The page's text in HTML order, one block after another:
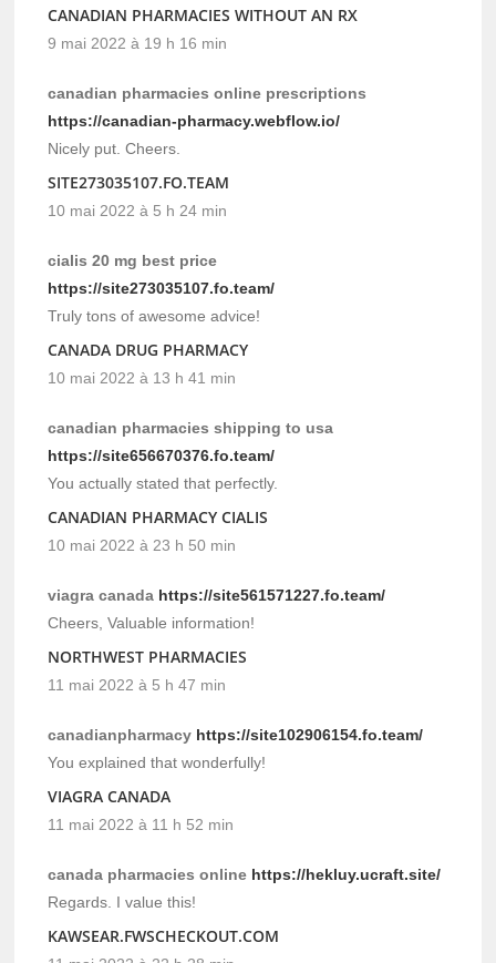
CANADIAN PHARMACIES WITHOUT AN RX
9 mai 2022 à 19 h 16 min
canadian pharmacies online prescriptions
https://canadian-pharmacy.webflow.io/
Nicely put. Cheers.
SITE273035107.FO.TEAM
10 mai 2022 à 5 h 24 min
cialis 20 mg best price
https://site273035107.fo.team/
Truly tons of awesome advice!
CANADA DRUG PHARMACY
10 mai 2022 à 13 h 41 min
canadian pharmacies shipping to usa
https://site656670376.fo.team/
You actually stated that perfectly.
CANADIAN PHARMACY CIALIS
10 mai 2022 à 23 h 50 min
viagra canada https://site561571227.fo.team/
Cheers, Valuable information!
NORTHWEST PHARMACIES
11 mai 2022 à 5 h 47 min
canadianpharmacy https://site102906154.fo.team/
You explained that wonderfully!
VIAGRA CANADA
11 mai 2022 à 11 h 52 min
canada pharmacies online https://hekluy.ucraft.site/
Regards. I value this!
KAWSEAR.FWSCHECKOUT.COM